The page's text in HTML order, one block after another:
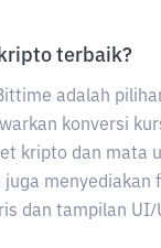
terbaik?
adalah
konversi
kripto dan mata
menyediakan
dan tampilan UI/